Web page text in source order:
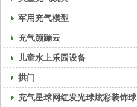
军用充气模型
充气蹦蹦云
儿童水上乐园设备
拱门
充气星球网红发光球炫彩装饰球